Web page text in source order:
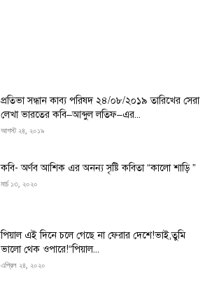
প্রতিভা সন্ধান কাব্য পরিষদ ২৪/০৮/২০১৯ তারিখের সেরা
লেখা ভারতের কবি–আব্দুল লতিফ–এর...
আগস্ট ২৪, ২০১৯
কবি- অর্ণব আশিক এর অনন্য সৃষ্টি কবিতা “কালো শাড়ি ”
মার্চ ১৩, ২০২০
পিয়াল এই দিনে চলে গেছে না ফেরার দেশে!ভাই,তুমি
ভালো থেক ওপারে!“পিয়াল...
এপ্রিল ২৪, ২০২০